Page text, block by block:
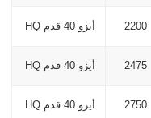
2200 أيزو 40 قدم HQ
2475 أيزو 40 قدم HQ
2750 أيزو 40 قدم HQ